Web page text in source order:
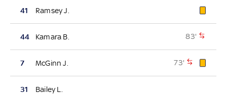
41 Ramsey J.
44 Kamara B. 83'
7 McGinn J. 73'
31 Bailey L.